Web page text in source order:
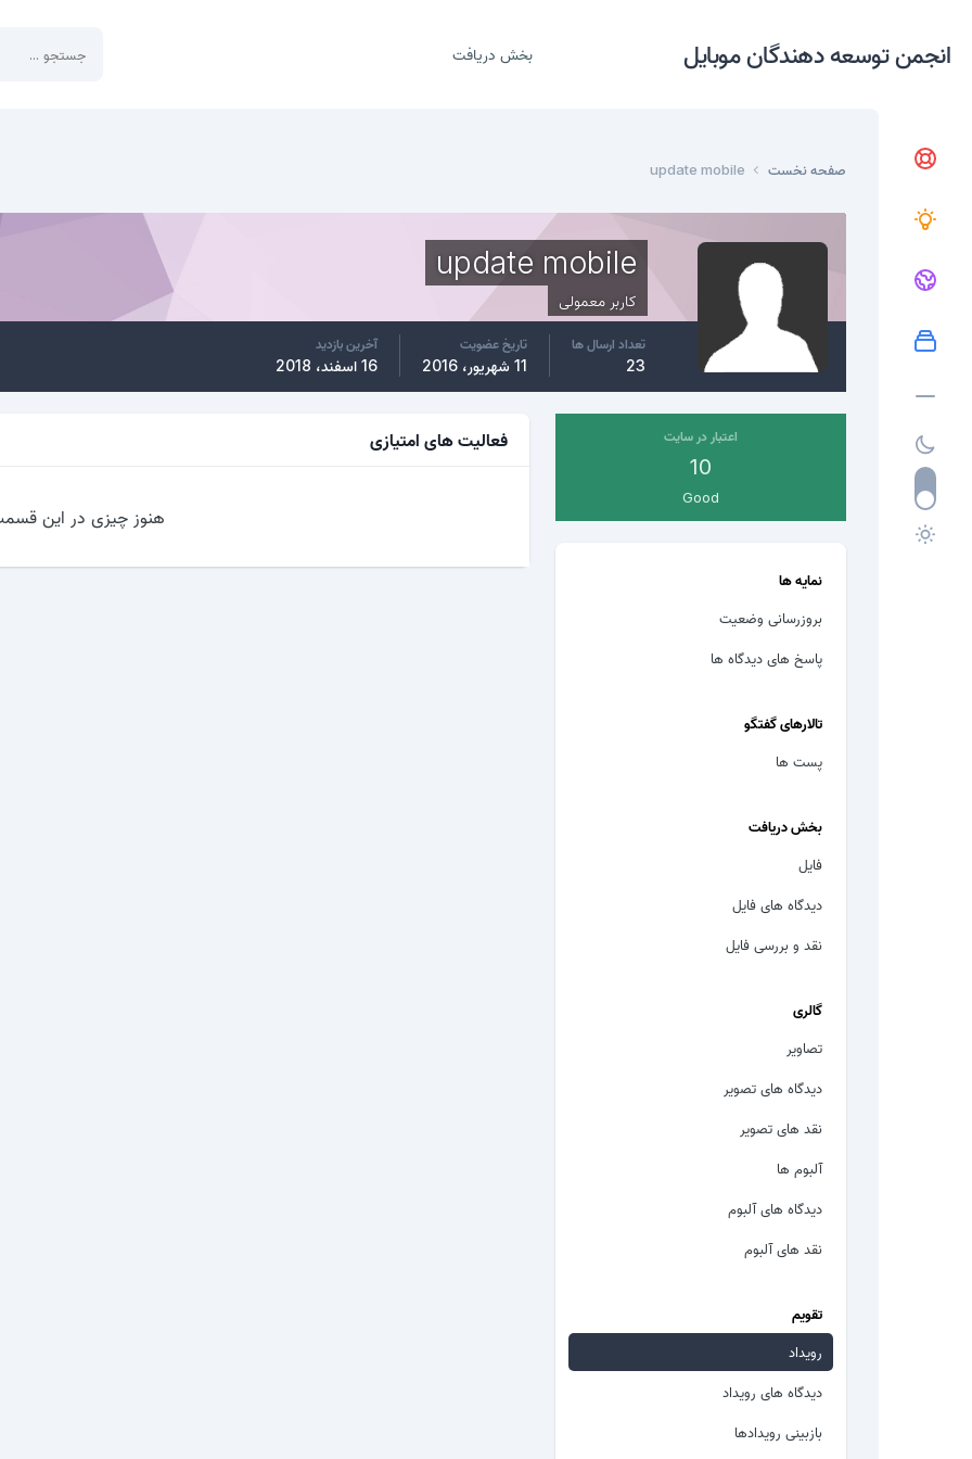
انجمن توسعه دهندگان موبایل بخش دریافت
صفحه نخست update mobile
update mobile
کاربر معمولی
تعداد ارسال ها
23
تاریخ عضویت
11 شهریور، 2016
آخرین بازدید
16 اسفند، 2018
اعتبار در سایت
10
Good
نمایه ها
بروزرسانی وضعیت
پاسخ های دیدگاه ها
تالارهای گفتگو
پست ها
بخش دریافت
فایل
دیدگاه های فایل
نقد و بررسی فایل
گالری
تصاویر
دیدگاه های تصویر
نقد های تصویر
آلبوم ها
دیدگاه های آلبوم
نقد های آلبوم
تقویم
رویداد
دیدگاه های رویداد
بازبینی رویدادها
فعالیت های امتیازی
هنوز چیزی در این